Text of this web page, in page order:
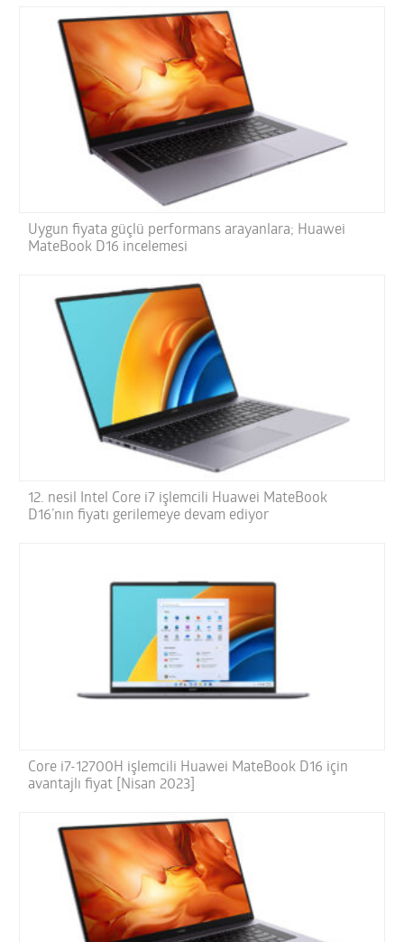
Uygun fiyata güçlü performans arayanlara; Huawei
MateBook D16 incelemesi
12. nesil Intel Core i7 işlemcili Huawei MateBook
D16’nın fiyatı gerilemeye devam ediyor
Core i7-12700H işlemcili Huawei MateBook D16 için
avantajlı fiyat [Nisan 2023]